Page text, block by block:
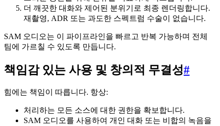
더 깨끗한 대화와 제어된 분위기로 최종 렌더링합니다.
재촬영, ADR 또는 과도한 스펙트럼 수술이 없습니다.
SAM 오디오는 이 파이프라인을 빠르고 반복 가능하며 전체
팀에 가르칠 수 있도록 만듭니다.
책임감 있는 사용 및 창의적 무결성#
힘에는 책임이 따릅니다. 항상:
처리하는 모든 소스에 대한 권한을 확보합니다.
SAM 오디오를 사용하여 개인 대화 또는 비합의 녹음을